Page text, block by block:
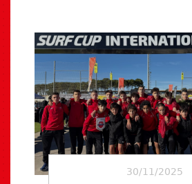
30/11/2025